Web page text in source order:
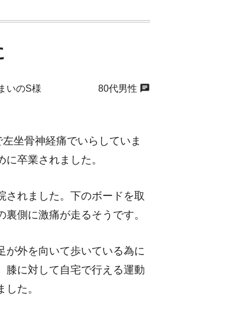
住まいのS様 80代男性 chat
坐骨神経痛でいらしていま
卒業されました。
されました。下のボードを取
側に激痛が走るそうです。
が外を向いて歩いている為に
膝に対して自宅で行える運動
た。